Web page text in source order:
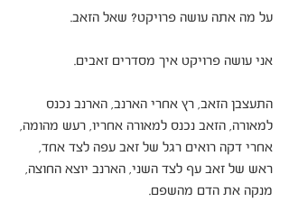
על מה אתה עושה פרויקט? שאל הזאב.
אני עושה פרויקט איך מסדרים זאבים.
התעצבן הזאב, רץ אחרי הארנב, הארנב נכנס
למאורה, הזאב נכנס למאורה אחריו, רעש מהומה,
אחרי דקה רואים רגל של זאב עפה לצד אחד,
ראש של זאב עף לצד השני, הארנב יוצא החוצה,
מנקה את הדם מהשפם.